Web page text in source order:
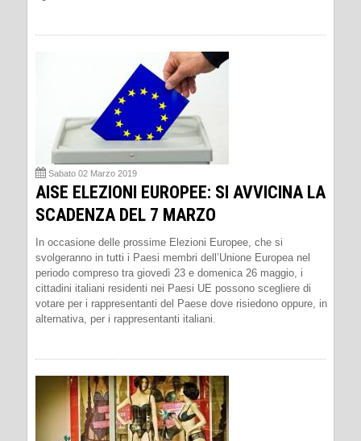
Sabato 02 Marzo 2019
AISE ELEZIONI EUROPEE: SI AVVICINA LA
SCADENZA DEL 7 MARZO
In occasione delle prossime Elezioni Europee, che si
svolgeranno in tutti i Paesi membri dell’Unione Europea nel
periodo compreso tra giovedì 23 e domenica 26 maggio, i
cittadini italiani residenti nei Paesi UE possono scegliere di
votare per i rappresentanti del Paese dove risiedono oppure, in
alternativa, per i rappresentanti italiani.